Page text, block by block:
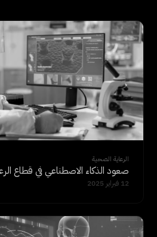
الرعاية الصحية
صعود الذكاء الاصطناعي في قطاع
12 فبراير 2025